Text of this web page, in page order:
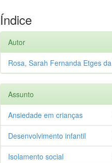
Índice
Autor
Rosa, Sarah Fernanda Etges da
Assunto
Ansiedade em crianças
Desenvolvimento infantil
Isolamento social